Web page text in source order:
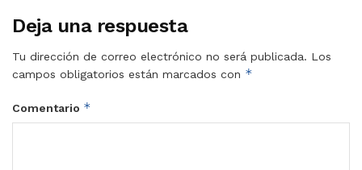
Deja una respuesta
Tu dirección de correo electrónico no será publicada. Los
campos obligatorios están marcados con *
Comentario *